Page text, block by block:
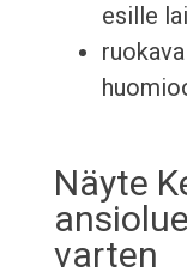
esille
Näyte
varten